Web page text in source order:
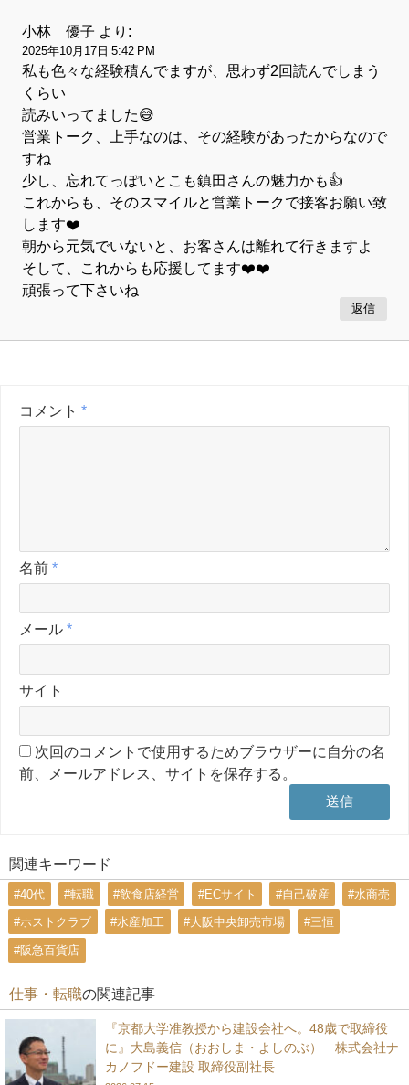
小林 優子 より:
2025年10月17日 5:42 PM
私も色々な経験積んでますが、思わず2回読んでしまう
くらい
読みいってました😅
営業トーク、上手なのは、その経験があったからなので
すね
少し、忘れてっぽいとこも鎮田さんの魅力かも👍
これからも、そのスマイルと営業トークで接客お願い致
します❤️
朝から元気でいないと、お客さんは離れて行きますよ
そして、これからも応援してます❤️❤️
頑張って下さいね
返信
コメント *
名前 *
メール *
サイト
次回のコメントで使用するためブラウザーに自分の名
前、メールアドレス、サイトを保存する。
関連キーワード
#40代 #転職 #飲食店経営 #ECサイト #自己破産 #水商売
#ホストクラブ #水産加工 #大阪中央卸売市場 #三恒
#阪急百貨店
仕事・転職の関連記事
『京都大学准教授から建設会社へ。48歳で取締役
に』大島義信（おおしま・よしのぶ） 株式会社ナ
カノフドー建設 取締役副社長